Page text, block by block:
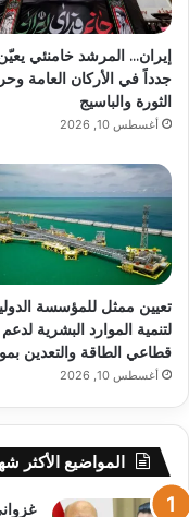
إيران… المرشد خامنئي
جدداً في الأركان العامة
الثورة والباسيج
أغسطس 10, 2026
تعيين ممثل للمؤسسة
لتنمية الموارد البشرية لدعم
قطاعي الطاقة والتعدين
أغسطس 10, 2026
المواضيع الأكثر